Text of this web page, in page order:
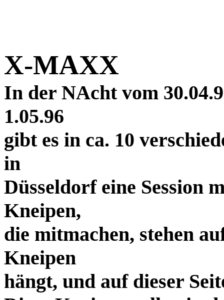
X-MAXX
In der NAcht vom
1.05.96
gibt es in ca. 10
in
Düsseldorf eine Session
Kneipen,
die mitmachen, stehen
Kneipen
hängt, und auf dieser